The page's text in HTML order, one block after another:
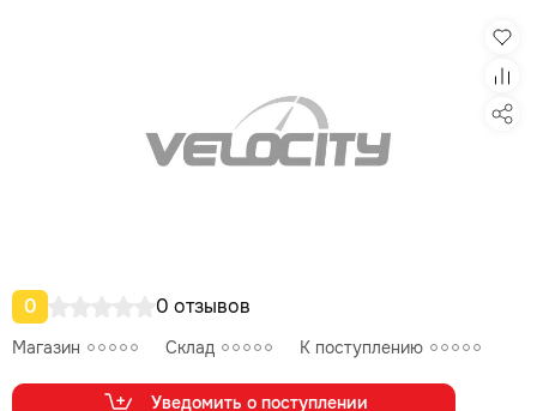
0 0 отзывов
Магазин Склад К поступлению
Уведомить о поступлении